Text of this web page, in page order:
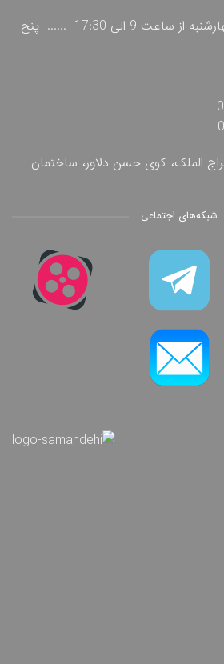
ساعت کاری: شنبه تا چهارشنبه از ساعت 9 الی 17:30 ...... پنج
الملک، کوی حسن دلاور، ساختمان
شبکه‌های اجتماعی